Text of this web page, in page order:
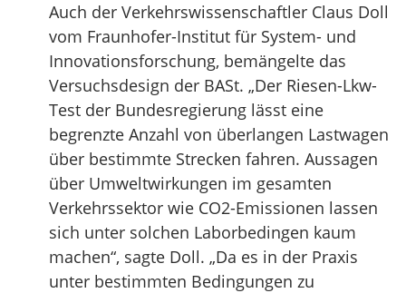
Auch der Verkehrswissenschaftler Claus Doll
vom Fraunhofer-Institut für System- und
Innovationsforschung, bemängelte das
Versuchsdesign der BASt. „Der Riesen-Lkw-
Test der Bundesregierung lässt eine
begrenzte Anzahl von überlangen Lastwagen
über bestimmte Strecken fahren. Aussagen
über Umweltwirkungen im gesamten
Verkehrssektor wie CO2-Emissionen lassen
sich unter solchen Laborbedingen kaum
machen“, sagte Doll. „Da es in der Praxis
unter bestimmten Bedingungen zu